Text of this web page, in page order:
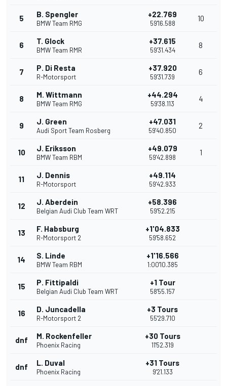
5 B. Spengler
BMW Team RMG
+22.769
59'16.588
10
6 T. Glock
BMW Team RMR
+37.615
59'31.434
8
7 P. Di Resta
R-Motorsport
+37.920
59'31.739
6
8 M. Wittmann
BMW Team RMG
+44.294
59'38.113
4
9 J. Green
Audi Sport Team Rosberg
+47.031
59'40.850
2
10 J. Eriksson
BMW Team RBM
+49.079
59'42.898
1
11 J. Dennis
R-Motorsport
+49.114
59'42.933
12 J. Aberdein
Belgian Audi Club Team WRT
+58.396
59'52.215
13 F. Habsburg
R-Motorsport 2
+1'04.833
59'58.652
14 S. Linde
BMW Team RBM
+1'16.566
1:00'10.385
15 P. Fittipaldi
Belgian Audi Club Team WRT
+1 Tour
58'55.157
16 D. Juncadella
R-Motorsport 2
+3 Tours
55'29.710
dnf M. Rockenfeller
Phoenix Racing
+30 Tours
11'52.319
dnf L. Duval
Phoenix Racing
+31 Tours
9'21.133